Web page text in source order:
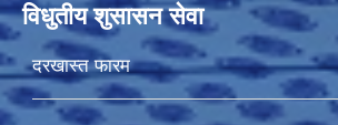
विधुतीय शुसासन सेवा
दरखास्त फारम